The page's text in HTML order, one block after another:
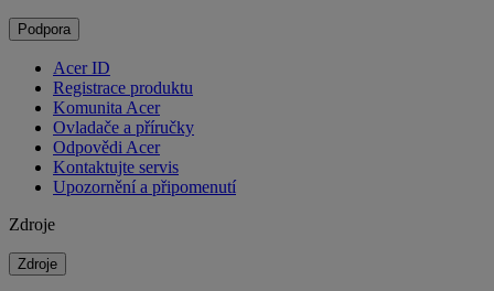
Podpora
Acer ID
Registrace produktu
Komunita Acer
Ovladače a příručky
Odpovědi Acer
Kontaktujte servis
Upozornění a připomenutí
Zdroje
Zdroje